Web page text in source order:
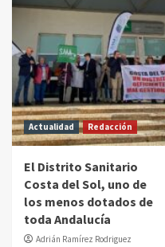
Actualidad Redacción
El Distrito Sanitario
Costa del Sol, uno de
los menos dotados de
toda Andalucía
Adrián Ramírez Rodriguez